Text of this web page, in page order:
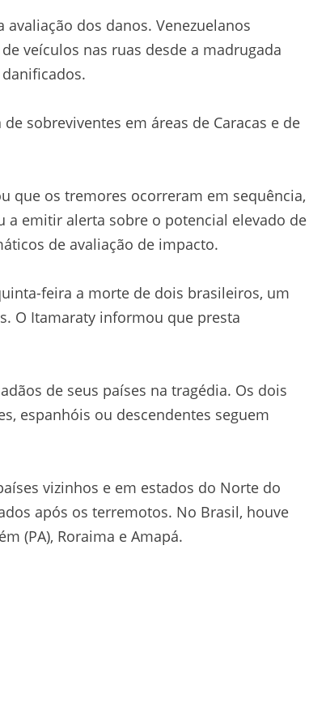
dos danos. Venezuelanos
veículos nas ruas desde a madrugada
sobreviventes em áreas de Caracas e de
que os tremores ocorreram em sequência,
a emitir alerta sobre o potencial elevado de
de avaliação de impacto.
feira a morte de dois brasileiros, um
O Itamaraty informou que presta
de seus países na tragédia. Os dois
espanhóis ou descendentes seguem
vizinhos e em estados do Norte do
após os terremotos. No Brasil, houve
(PA), Roraima e Amapá.